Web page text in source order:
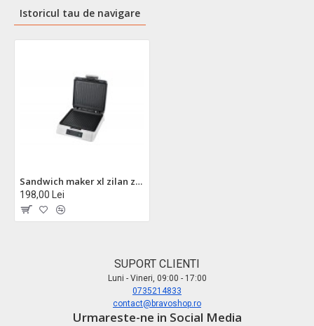
Istoricul tau de navigare
Sandwich maker xl zilan zln4728 1200w - grill electric multifunctional cu placi antiaderente 24x20cm
198,00 Lei
SUPORT CLIENTI
Luni - Vineri, 09:00 - 17:00
0735214833
contact@bravoshop.ro
Urmareste-ne in Social Media